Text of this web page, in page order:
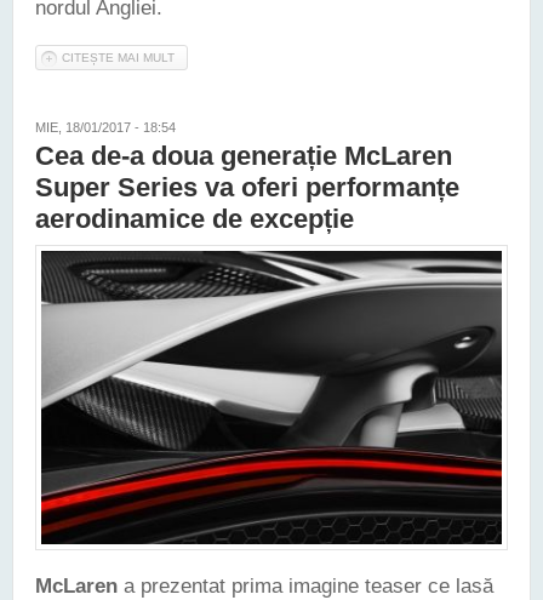
nordul Angliei.
CITEȘTE MAI MULT
MIE, 18/01/2017 - 18:54
Cea de-a doua generație McLaren
Super Series va oferi performanțe
aerodinamice de excepție
McLaren a prezentat prima imagine teaser ce lasă